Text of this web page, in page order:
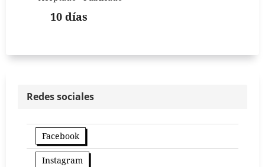
10 días
Redes sociales
Facebook
Instagram